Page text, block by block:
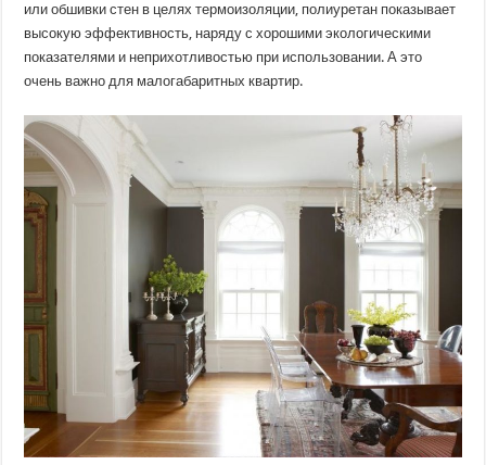
или обшивки стен в целях термоизоляции, полиуретан показывает
высокую эффективность, наряду с хорошими экологическими
показателями и неприхотливостью при использовании. А это
очень важно для малогабаритных квартир.